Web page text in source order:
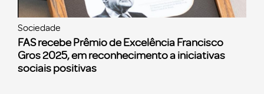
Sociedade
FAS recebe Prêmio de Excelência Francisco
Gros 2025, em reconhecimento a iniciativas
sociais positivas